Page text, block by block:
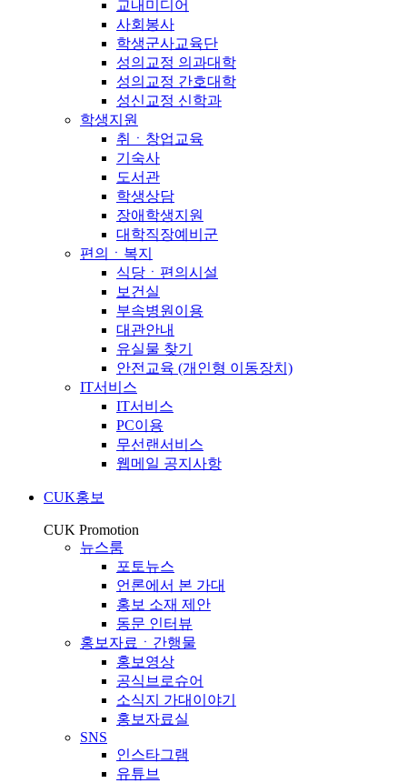
교내미디어
사회봉사
학생군사교육단
성의교정 의과대학
성의교정 간호대학
성신교정 신학과
학생지원
취ㆍ창업교육
기숙사
도서관
학생상담
장애학생지원
대학직장예비군
편의ㆍ복지
식당ㆍ편의시설
보건실
부속병원이용
대관안내
유실물 찾기
안전교육 (개인형 이동장치)
IT서비스
IT서비스
PC이용
무선랜서비스
웹메일 공지사항
CUK홍보
CUK Promotion
뉴스룸
포토뉴스
언론에서 본 가대
홍보 소재 제안
동문 인터뷰
홍보자료ㆍ간행물
홍보영상
공식브로슈어
소식지 가대이야기
홍보자료실
SNS
인스타그램
유튜브